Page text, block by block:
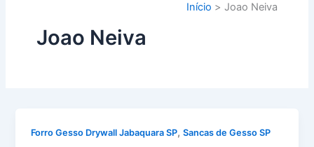
Início Joao Neiva
Joao Neiva
Forro Gesso Drywall Jabaquara SP,Sancas de Gesso SP